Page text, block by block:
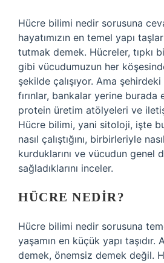
Hücre bilimi nedir sorusuna
hayatımızın en temel yapı
tutmak demek. Hücreler, tıpkı
gibi vücudumuzun her
şekilde çalışıyor. Ama şehirdeki
fırınlar, bankalar yerine burada
protein üretim atölyeleri ve
Hücre bilimi, yani sitoloji, işte
nasıl çalıştığını, birbirleriyle
kurduklarını ve vücudun genel
sağladıklarını inceler.
HÜCRE NEDIR?
Hücre bilimi nedir sorusuna
yaşamın en küçük yapı taşıdır.
demek, önemsiz demek değil.